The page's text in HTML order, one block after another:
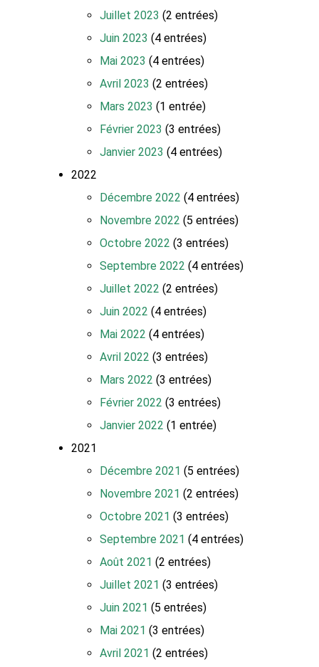
Juillet 2023 (2 entrées)
Juin 2023 (4 entrées)
Mai 2023 (4 entrées)
Avril 2023 (2 entrées)
Mars 2023 (1 entrée)
Février 2023 (3 entrées)
Janvier 2023 (4 entrées)
2022
Décembre 2022 (4 entrées)
Novembre 2022 (5 entrées)
Octobre 2022 (3 entrées)
Septembre 2022 (4 entrées)
Juillet 2022 (2 entrées)
Juin 2022 (4 entrées)
Mai 2022 (4 entrées)
Avril 2022 (3 entrées)
Mars 2022 (3 entrées)
Février 2022 (3 entrées)
Janvier 2022 (1 entrée)
2021
Décembre 2021 (5 entrées)
Novembre 2021 (2 entrées)
Octobre 2021 (3 entrées)
Septembre 2021 (4 entrées)
Août 2021 (2 entrées)
Juillet 2021 (3 entrées)
Juin 2021 (5 entrées)
Mai 2021 (3 entrées)
Avril 2021 (2 entrées)